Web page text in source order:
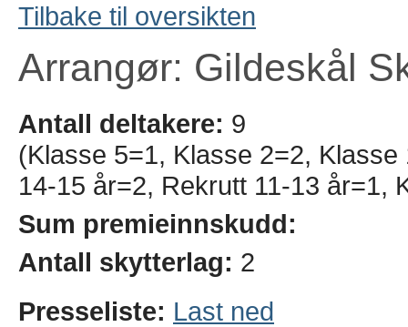
Tilbake til oversikten
Arrangør: Gildeskål
Antall deltakere: 9
(Klasse 5=1, Klasse 2=2,
14-15 år=2, Rekrutt 11-13 år=1,
Sum premieinnskudd:
Antall skytterlag: 2
Presseliste: Last ned